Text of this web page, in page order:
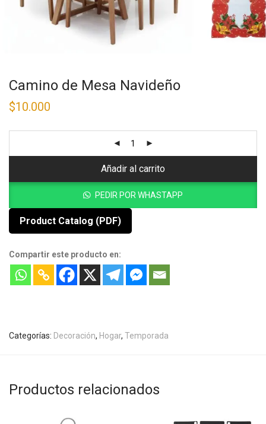
Camino de Mesa Navideño
$10.000
Añadir al carrito
PEDIR POR WHASTAPP
Product Catalog (PDF)
Compartir este producto en:
Categorías: Decoración, Hogar, Temporada
Productos relacionados